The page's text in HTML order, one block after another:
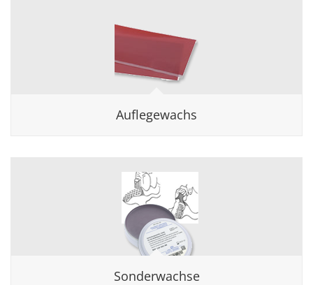
Auflegewachs
Sonderwachse